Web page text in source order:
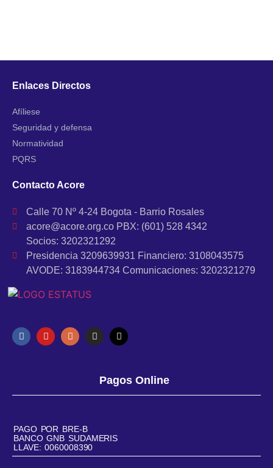
Enlaces Directos
Afíliese
Seguridad y defensa
Normatividad
PQRS
Contacto Acore
Calle 70 Nº 4-24 Bogota - Barrio Rosales
acore@acore.org.co PBX: (601) 528 4342
Socios: 3202321292
Presidencia 3209639931 Financiero: 3108043575
AVODE: 3183944734 Comunicaciones: 3202321279
Pagos Online
PAGO POR BRE-B
BANCO GNB SUDAMERIS
LLAVE: 0060008390